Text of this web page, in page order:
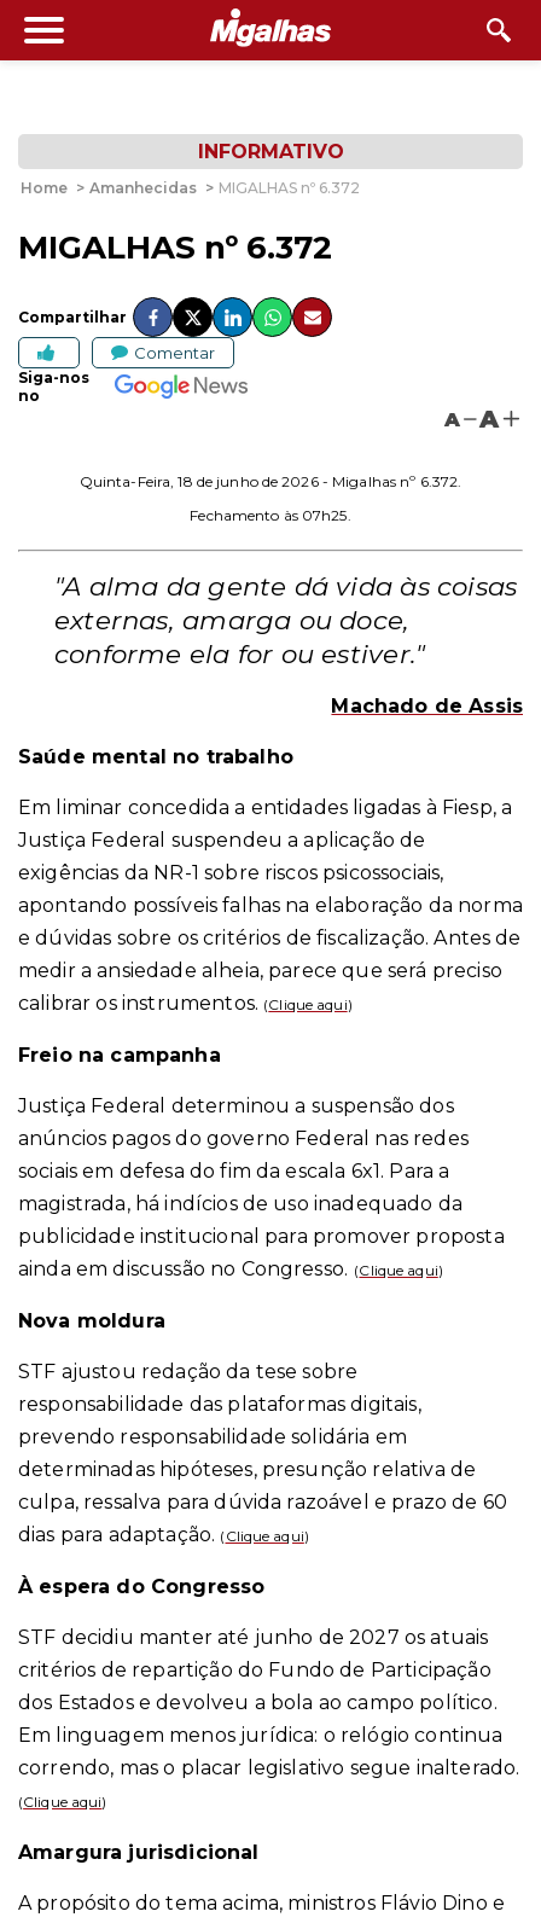
INFORMATIVO
Home > Amanhecidas > MIGALHAS nº 6.372
MIGALHAS nº 6.372
Compartilhar
Comentar
Siga-nos
no
A A
Quinta-Feira, 18 de junho de 2026 - Migalhas nº 6.372.
Fechamento às 07h25.
"A alma da gente dá vida às coisas
externas, amarga ou doce,
conforme ela for ou estiver."
Machado de Assis
Saúde mental no trabalho
Em liminar concedida a entidades ligadas à Fiesp, a
Justiça Federal suspendeu a aplicação de
exigências da NR-1 sobre riscos psicossociais,
apontando possíveis falhas na elaboração da norma
e dúvidas sobre os critérios de fiscalização. Antes de
medir a ansiedade alheia, parece que será preciso
calibrar os instrumentos. (Clique aqui)
Freio na campanha
Justiça Federal determinou a suspensão dos
anúncios pagos do governo Federal nas redes
sociais em defesa do fim da escala 6x1. Para a
magistrada, há indícios de uso inadequado da
publicidade institucional para promover proposta
ainda em discussão no Congresso. (Clique aqui)
Nova moldura
STF ajustou redação da tese sobre
responsabilidade das plataformas digitais,
prevendo responsabilidade solidária em
determinadas hipóteses, presunção relativa de
culpa, ressalva para dúvida razoável e prazo de 60
dias para adaptação. ( Clique aqui)
À espera do Congresso
STF decidiu manter até junho de 2027 os atuais
critérios de repartição do Fundo de Participação
dos Estados e devolveu a bola ao campo político.
Em linguagem menos jurídica: o relógio continua
correndo, mas o placar legislativo segue inalterado.
(Clique aqui)
Amargura jurisdicional
A propósito do tema acima, ministros Flávio Dino e